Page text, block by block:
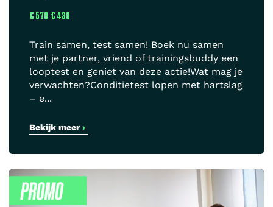
€ 570 € 430
Train samen, test samen! Boek nu samen
met je partner, vriend of trainingsbuddy een
looptest en geniet van deze actie!Wat mag je
verwachten?Conditietest lopen met hartslag
– e...
Bekijk meer ›